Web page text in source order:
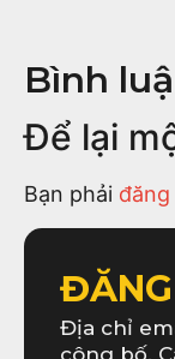
Bình
Để lại
Bạn phải
Địa chỉ
công bố.